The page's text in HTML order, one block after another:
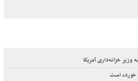
خزانه‌داری آمریکا
خورده است